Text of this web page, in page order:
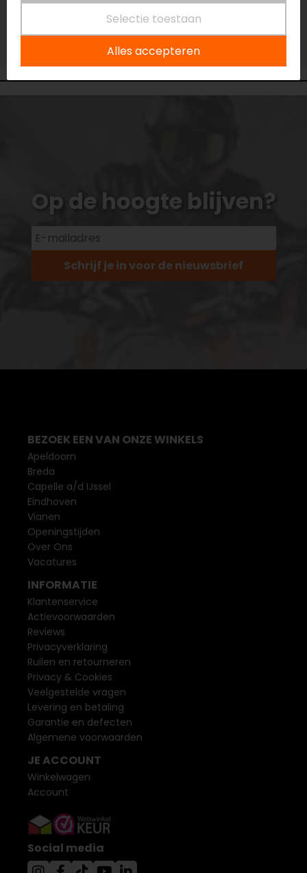
Niet op voorraad
Vestiging Vianen
Op de hoogte blijven?
Schrijf je in voor de nieuwsbrief
Selectie toestaan
Alles accepteren
BEZOEK EEN VAN ONZE WINKELS
Apeldoorn
Breda
Capelle a/d IJssel
Eindhoven
Vianen
Openingstijden
Over Ons
Vacatures
INFORMATIE
Klantenservice
Actievoorwaarden
Reviews
Privacyverklaring
Ruilen en retourneren
Privacy & Cookies
Veelgestelde vragen
Levering en betaling
Garantie en defecten
Algemene voorwaarden
JE ACCOUNT
Winkelwagen
Account
Social media